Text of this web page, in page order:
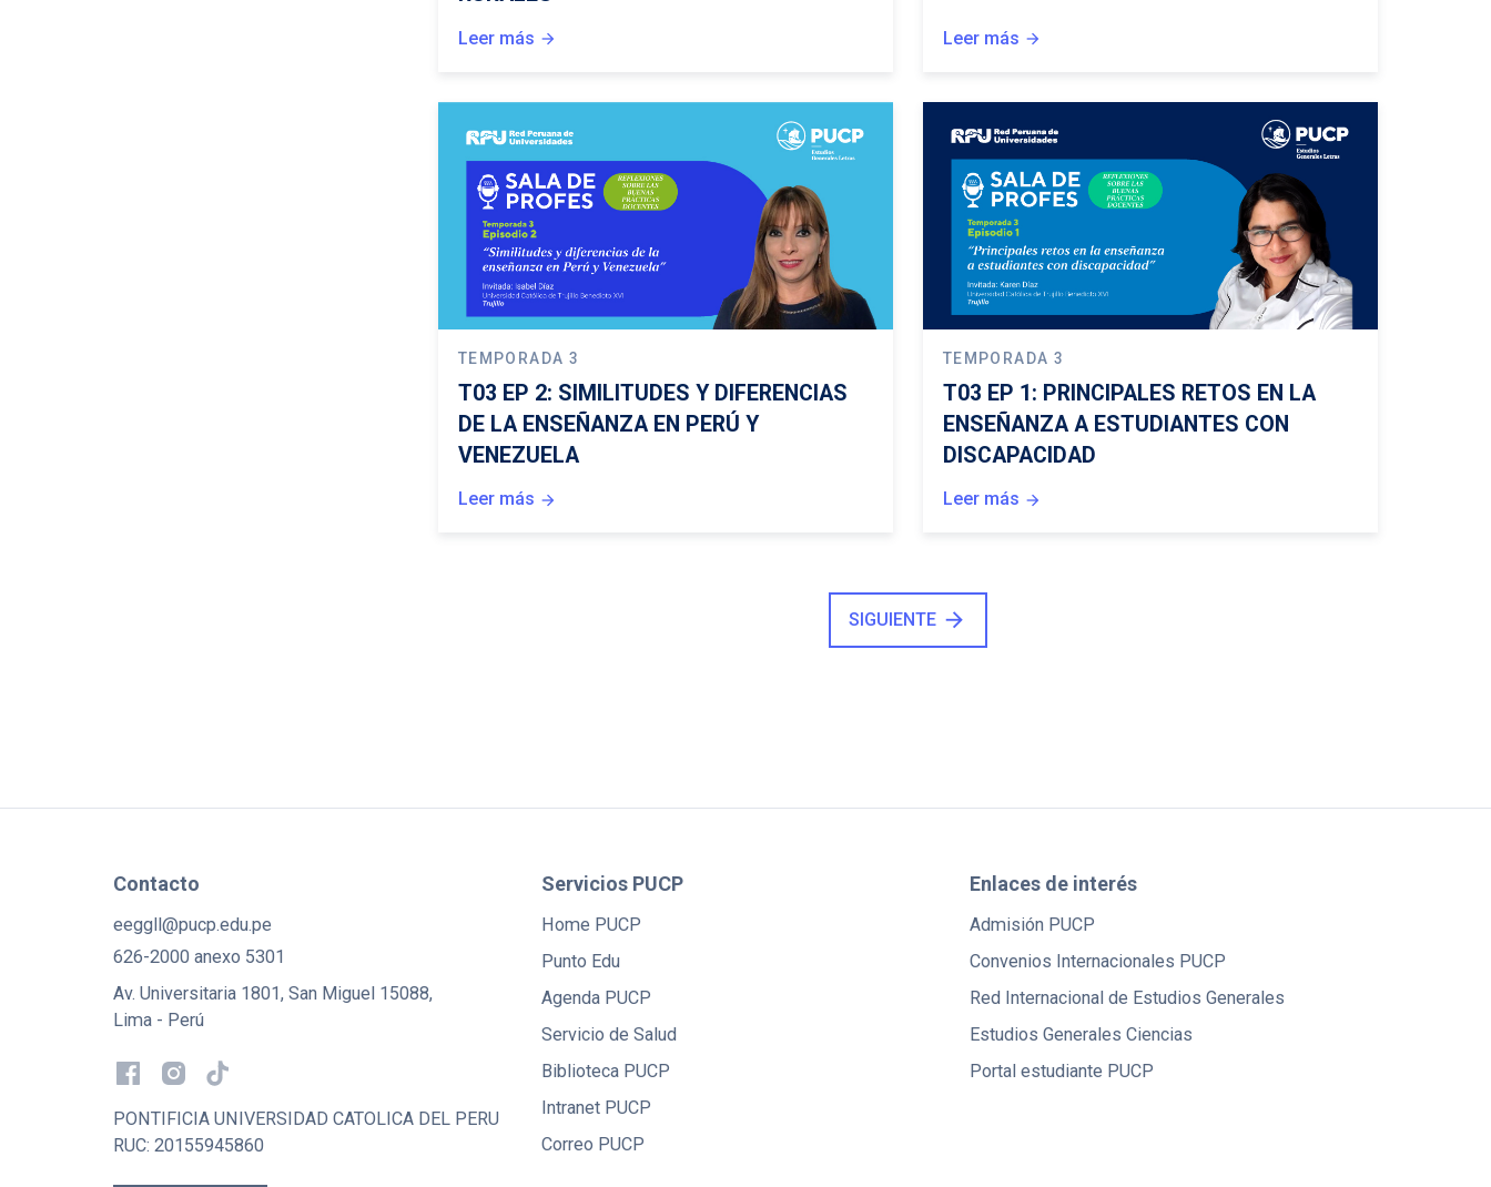
Leer más arrow_forward Leer más arrow_forward
TEMPORADA 3
T03 EP 2: SIMILITUDES Y DIFERENCIAS
DE LA ENSEÑANZA EN PERÚ Y
VENEZUELA
Leer más arrow_forward
TEMPORADA 3
T03 EP 1: PRINCIPALES RETOS EN LA
ENSEÑANZA A ESTUDIANTES CON
DISCAPACIDAD
Leer más arrow_forward
SIGUIENTE arrow_forward
Contacto
eeggll@pucp.edu.pe
626-2000 anexo 5301
Av. Universitaria 1801, San Miguel 15088,
Lima - Perú
PONTIFICIA UNIVERSIDAD CATOLICA DEL PERU
RUC: 20155945860
Servicios PUCP
Home PUCP
Punto Edu
Agenda PUCP
Servicio de Salud
Biblioteca PUCP
Intranet PUCP
Correo PUCP
Enlaces de interés
Admisión PUCP
Convenios Internacionales PUCP
Red Internacional de Estudios Generales
Estudios Generales Ciencias
Portal estudiante PUCP